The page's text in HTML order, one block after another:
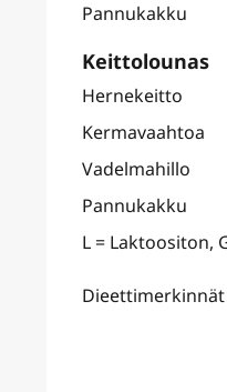
Pannukakku
Keittolounas
Hernekeitto
Kermavaahtoa
Vadelmahillo
Pannukakku
L = Laktoositon,